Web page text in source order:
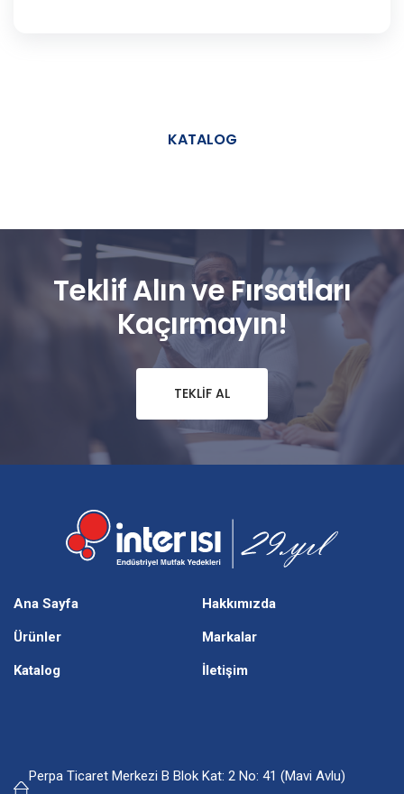
KATALOG
Teklif Alın ve Fırsatları
Kaçırmayın!
TEKLIF AL
Ana Sayfa Hakkımızda
Ürünler Markalar
Katalog İletişim
Perpa Ticaret Merkezi B Blok Kat: 2 No: 41 (Mavi Avlu)